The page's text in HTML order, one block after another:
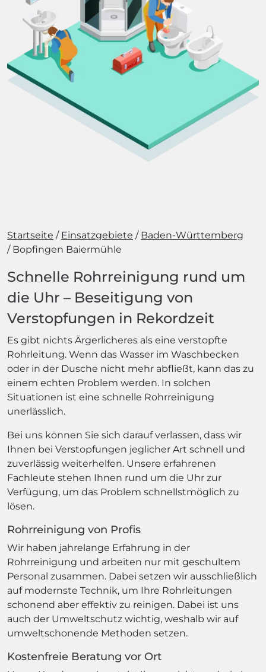
Startseite Einsatzgebiete
Baden-Württemberg
Bopfingen Baiermühle
Schnelle Rohrreinigung rund um
die Uhr – Beseitigung von
Verstopfungen in Rekordzeit
Es gibt nichts Ärgerlicheres als eine verstopfte
Rohrleitung. Wenn das Wasser im Waschbecken
oder in der Dusche nicht mehr abfließt, kann das zu
einem echten Problem werden. In solchen
Situationen ist eine schnelle Rohrreinigung
unerlässlich.
Bei uns können Sie sich darauf verlassen, dass wir
Ihnen bei Verstopfungen jeglicher Art schnell und
zuverlässig weiterhelfen. Unsere erfahrenen
Fachleute stehen Ihnen rund um die Uhr zur
Verfügung, um das Problem schnellstmöglich zu
lösen.
Rohrreinigung von Profis
Wir haben jahrelange Erfahrung in der
Rohrreinigung und arbeiten nur mit geschultem
Personal zusammen. Dabei setzen wir ausschließlich
auf modernste Technik, um Ihre Rohrleitungen
schonend aber effektiv zu reinigen. Dabei ist uns
auch der Umweltschutz wichtig, weshalb wir auf
umweltschonende Methoden setzen.
Kostenfreie Beratung vor Ort